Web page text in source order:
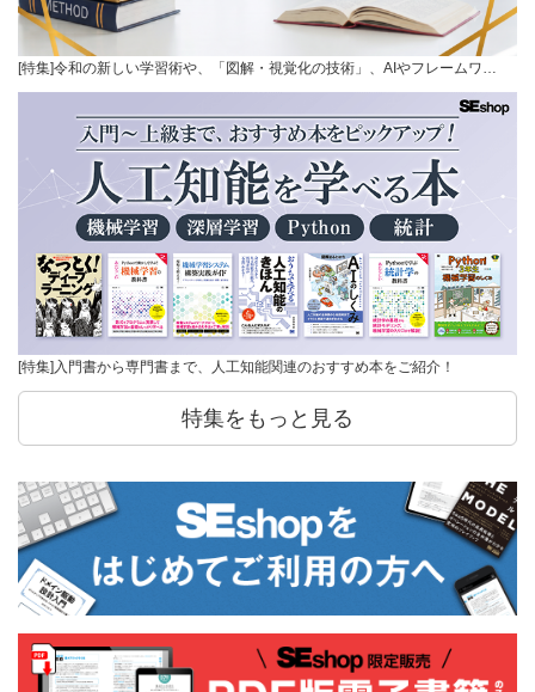
[特集]令和の新しい学習術や、「図解・視覚化の技術」、AIやフレームワ…
[特集]入門書から専門書まで、人工知能関連のおすすめ本をご紹介！
特集をもっと見る